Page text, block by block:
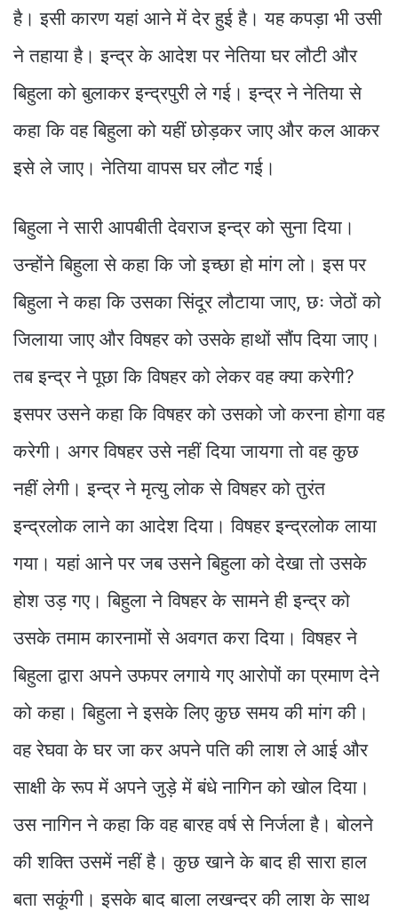
है। इसी कारण यहां आने में देर हुई है। यह कपड़ा भी उसी
ने तहाया है। इन्द्र के आदेश पर नेतिया घर लौटी और
बिहुला को बुलाकर इन्द्रपुरी ले गई। इन्द्र ने नेतिया से
कहा कि वह बिहुला को यहीं छोड़कर जाए और कल आकर
इसे ले जाए। नेतिया वापस घर लौट गई।
बिहुला ने सारी आपबीती देवराज इन्द्र को सुना दिया।
उन्होंने बिहुला से कहा कि जो इच्छा हो मांग लो। इस पर
बिहुला ने कहा कि उसका सिंदूर लौटाया जाए, छः जेठों को
जिलाया जाए और विषहर को उसके हाथों सौंप दिया जाए।
तब इन्द्र ने पूछा कि विषहर को लेकर वह क्या करेगी?
इसपर उसने कहा कि विषहर को उसको जो करना होगा वह
करेगी। अगर विषहर उसे नहीं दिया जायगा तो वह कुछ
नहीं लेगी। इन्द्र ने मृत्यु लोक से विषहर को तुरंत
इन्द्रलोक लाने का आदेश दिया। विषहर इन्द्रलोक लाया
गया। यहां आने पर जब उसने बिहुला को देखा तो उसके
होश उड़ गए। बिहुला ने विषहर के सामने ही इन्द्र को
उसके तमाम कारनामों से अवगत करा दिया। विषहर ने
बिहुला द्वारा अपने उफपर लगाये गए आरोपों का प्रमाण देने
को कहा। बिहुला ने इसके लिए कुछ समय की मांग की।
वह रेघवा के घर जा कर अपने पति की लाश ले आई और
साक्षी के रूप में अपने जुड़े में बंधे नागिन को खोल दिया।
उस नागिन ने कहा कि वह बारह वर्ष से निर्जला है। बोलने
की शक्ति उसमें नहीं है। कुछ खाने के बाद ही सारा हाल
बता सकूंगी। इसके बाद बाला लखन्दर की लाश के साथ